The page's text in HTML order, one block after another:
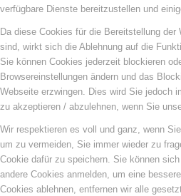
verfügbare Dienste bereitzustellen und
Da diese Cookies für die Bereitstellung der
sind, wirkt sich die Ablehnung auf die
Sie können Cookies jederzeit blockieren
Browsereinstellungen ändern und das
Webseite erzwingen. Dies wird Sie jedoch
zu akzeptieren / abzulehnen, wenn Sie
Wir respektieren es voll und ganz, wenn
um zu vermeiden, Sie immer wieder zu
Cookie dafür zu speichern. Sie können
andere Cookies anmelden, um eine
Cookies ablehnen, entfernen wir alle